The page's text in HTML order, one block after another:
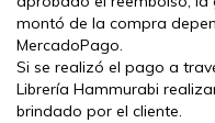
montó de la compra
MercadoPago.
Si se realizó el pago a
Librería Hammurabi
brindado por el cliente.